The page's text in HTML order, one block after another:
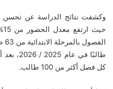
وكشفت نتائج الدراسة عن تحسن
كل فصل أكثر من 100 طالب.